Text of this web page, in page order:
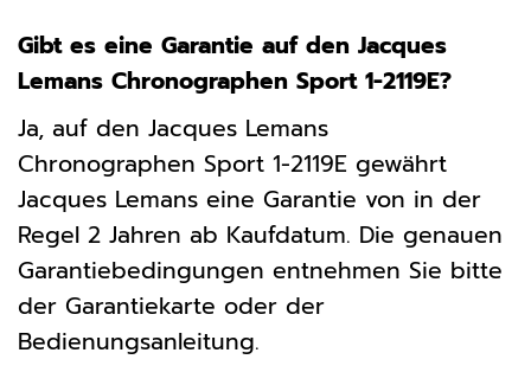
Gibt es eine Garantie auf den Jacques
Lemans Chronographen Sport 1-2119E?
Ja, auf den Jacques Lemans
Chronographen Sport 1-2119E gewährt
Jacques Lemans eine Garantie von in der
Regel 2 Jahren ab Kaufdatum. Die genauen
Garantiebedingungen entnehmen Sie bitte
der Garantiekarte oder der
Bedienungsanleitung.